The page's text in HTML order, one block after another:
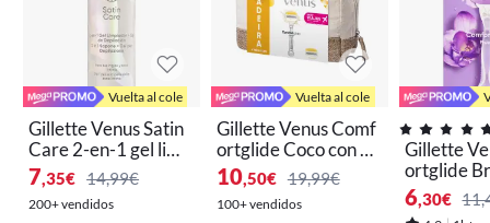
Vuelta al cole
Gillette Venus Satin
Care 2-en-1 gel limp
iador + gel de depila
ción para ingles y zo
na intima, 190 ml
7,35€ 14,99€
200+ vendidos
Vuelta al cole
Gillette Venus Comf
ortglide Coco con Ol
ay, maquinilla de mu
jer, 1 mango + 2 reca
mbios
10,50€ 19,99€
100+ vendidos
Gillette
ortglide
quinilla
Mango +
6,30€